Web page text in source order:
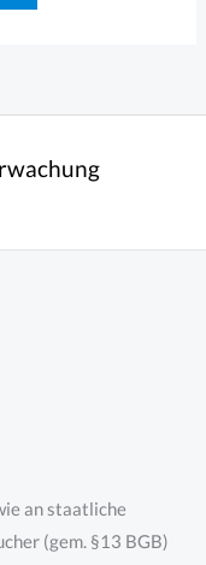
an staatliche
(gem. §13 BGB)